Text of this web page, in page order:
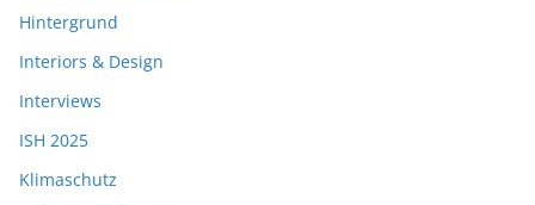
Hintergrund
Interiors & Design
Interviews
ISH 2025
Klimaschutz